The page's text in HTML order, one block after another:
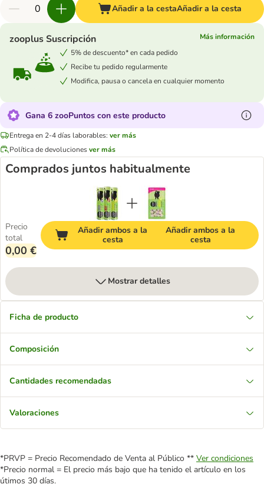
Añadir a la cestaAñadir a la cesta
zooplus Suscripción
Más información
5% de descuento* en cada pedido
Recibe tu pedido regularmente
Modifica, pausa o cancela en cualquier momento
Gana 6 zooPuntos con este producto
Entrega en 2-4 días laborables: ver más
Política de devolucionesver más
Comprados juntos habitualmente
Precio
total
0,00 €
Añadir ambos a la
cesta
Añadir ambos a la
cesta
Mostrar detalles
Ficha de producto
Composición
Cantidades recomendadas
Valoraciones
*PRVP = Precio Recomendado de Venta al Público ** Ver condiciones
*Precio normal = El precio más bajo que ha tenido el artículo en los
útimos 30 días.